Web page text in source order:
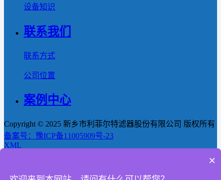
设备知识
联系我们
联系方式
公司位置
案例中心
Copyright © 2025 新乡市利菲尔特滤器股份有限公司 版权所有
备案号：豫ICP备11005909号-23
XML
×